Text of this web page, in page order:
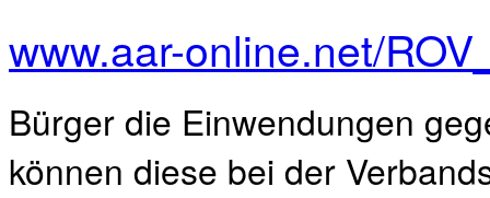
www.aar-online.net/
Bürger die Einwendungen
können diese bei der